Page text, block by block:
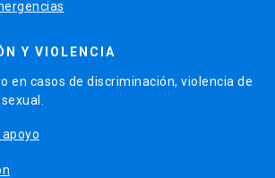
Y VIOLENCIA
en casos de discriminación, violencia de